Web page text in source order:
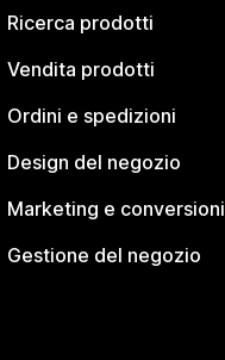
Ricerca prodotti
Vendita prodotti
Ordini e spedizioni
Design del negozio
Marketing e conversioni
Gestione del negozio